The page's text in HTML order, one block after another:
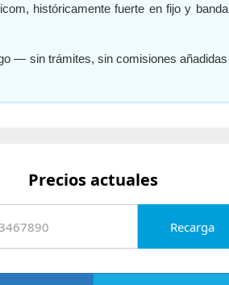
históricamente fuerte en fijo y banda
— sin trámites, sin comisiones añadidas
Precios actuales
Recarga